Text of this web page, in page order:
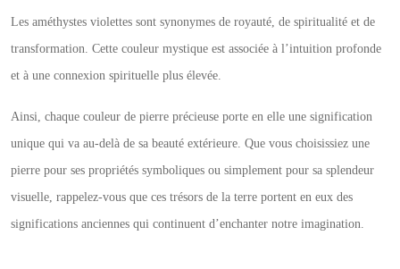
Les améthystes violettes sont synonymes de royauté, de spiritualité et de
transformation. Cette couleur mystique est associée à l’intuition profonde
et à une connexion spirituelle plus élevée.
Ainsi, chaque couleur de pierre précieuse porte en elle une signification
unique qui va au-delà de sa beauté extérieure. Que vous choisissiez une
pierre pour ses propriétés symboliques ou simplement pour sa splendeur
visuelle, rappelez-vous que ces trésors de la terre portent en eux des
significations anciennes qui continuent d’enchanter notre imagination.